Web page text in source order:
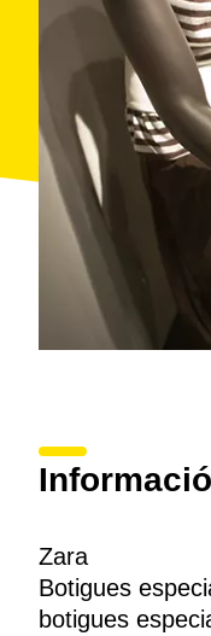
Zara
Botigues
botigues